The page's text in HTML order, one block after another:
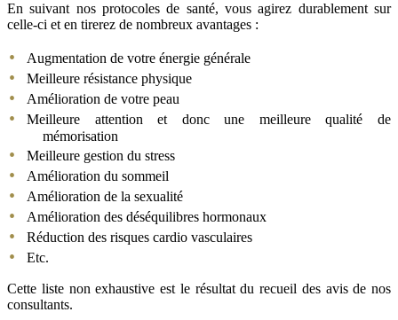
En suivant nos protocoles de santé, vous agirez durablement sur
celle-ci et en tirerez de nombreux avantages :
Augmentation de votre énergie générale
Meilleure résistance physique
Amélioration de votre peau
Meilleure attention et donc une meilleure qualité de
mémorisation
Meilleure gestion du stress
Amélioration du sommeil
Amélioration de la sexualité
Amélioration des déséquilibres hormonaux
Réduction des risques cardio vasculaires
Etc.
Cette liste non exhaustive est le résultat du recueil des avis de nos
consultants.